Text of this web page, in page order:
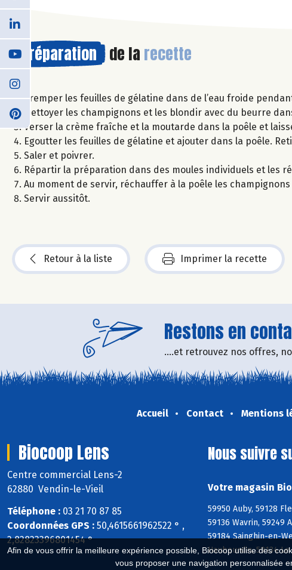
Afin de vous offrir la meilleure expérience possible, Biocoop utilise des
vous proposer une navigation personnalisée
Préparation de la recette
Tremper les feuilles de gélatine dans de l’eau froide
Nettoyer les champignons et les blondir avec du beurre
Verser la crème fraîche et la moutarde dans la poêle et
Egoutter les feuilles de gélatine et ajouter dans la poêle.
Saler et poivrer.
Répartir la préparation dans des moules individuels et les
Au moment de servir, réchauffer à la poêle les
Servir aussitôt.
Retour à la liste Imprimer la recette
Restons en
....et retrouvez nos offres,
Accueil Contact Mentions
Biocoop Lens
Centre commercial Lens-2
62880 Vendin-le-Vieil
Téléphone : 03 21 70 87 85
Coordonnées GPS : 50,4615661962522 ° ,
2,82823396801454 °
Nous suivre
Votre magasin
59950 Auby, 59128
59136 Wavrin, 59249
59184 Sainghin-en-
Haubourdin, 59134